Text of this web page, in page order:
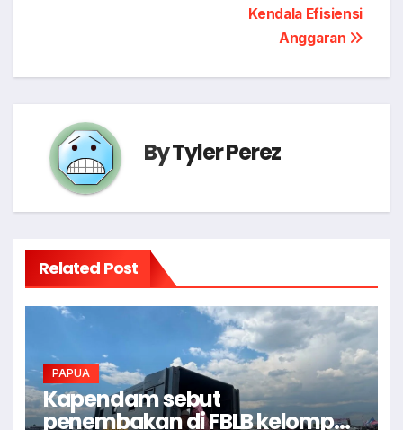
Kendala Efisiensi
Anggaran
ByTyler Perez
Related Post
PAPUA
Kapendam sebut
penembakan di FBLB kelompok